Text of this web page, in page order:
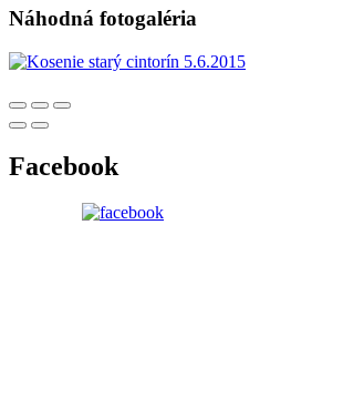
Náhodná fotogaléria
Facebook